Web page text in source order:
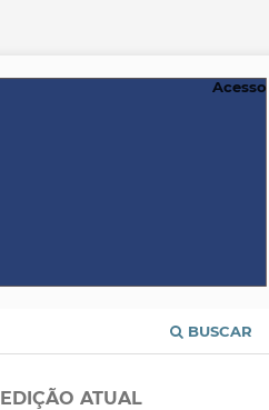
BUSCAR
Acesso
EDIÇÃO ATUAL